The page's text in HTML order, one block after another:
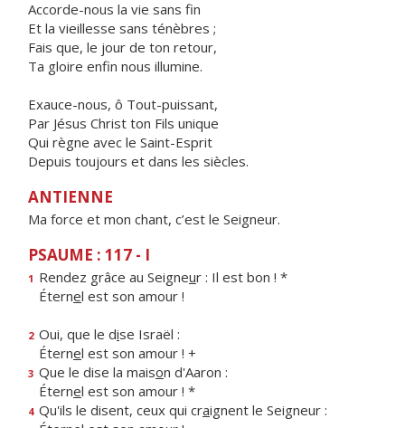
Accorde-nous la vie sans fin
Et la vieillesse sans ténèbres ;
Fais que, le jour de ton retour,
Ta gloire enfin nous illumine.
Exauce-nous, ô Tout-puissant,
Par Jésus Christ ton Fils unique
Qui règne avec le Saint-Esprit
Depuis toujours et dans les siècles.
ANTIENNE
Ma force et mon chant, c’est le Seigneur.
PSAUME : 117 - I
1 Rendez grâce au Seigneur : Il est bon ! *
Éternel est son amour !
2 Oui, que le dise Israël :
Éternel est son amour ! +
3 Que le dise la maison d'Aaron :
Éternel est son amour ! *
4 Qu'ils le disent, ceux qui craignent le Seigneur :